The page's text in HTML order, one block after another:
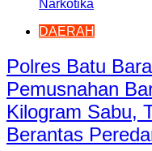
DAERAH
Polres Batu
Pemusnahan
Kilogram Sabu,
Berantas